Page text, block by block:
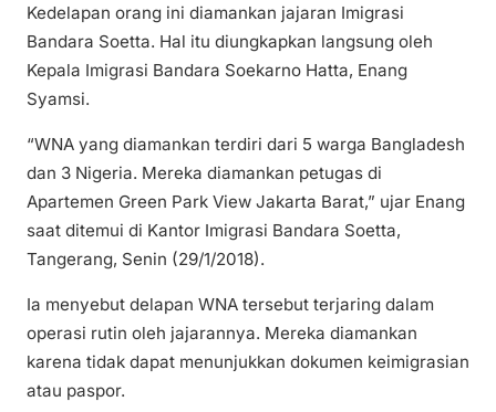
Kedelapan orang ini diamankan jajaran Imigrasi
Bandara Soetta. Hal itu diungkapkan langsung oleh
Kepala Imigrasi Bandara Soekarno Hatta, Enang
Syamsi.
“WNA yang diamankan terdiri dari 5 warga Bangladesh
dan 3 Nigeria. Mereka diamankan petugas di
Apartemen Green Park View Jakarta Barat,” ujar Enang
saat ditemui di Kantor Imigrasi Bandara Soetta,
Tangerang, Senin (29/1/2018).
Ia menyebut delapan WNA tersebut terjaring dalam
operasi rutin oleh jajarannya. Mereka diamankan
karena tidak dapat menunjukkan dokumen keimigrasian
atau paspor.